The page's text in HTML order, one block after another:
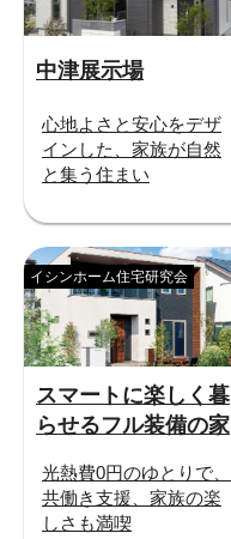
中津展示場
心地よさと安心をデザ
インした、家族が自然
と集う住まい
スマートに楽しく暮
らせるフル装備の家
イシンホーム住宅研究会
光熱費0円のゆとりで、
共働き支援、家族の楽
しさも満喫